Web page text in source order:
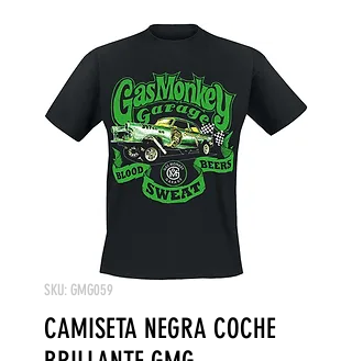
SKU: GMG059
CAMISETA NEGRA COCHE